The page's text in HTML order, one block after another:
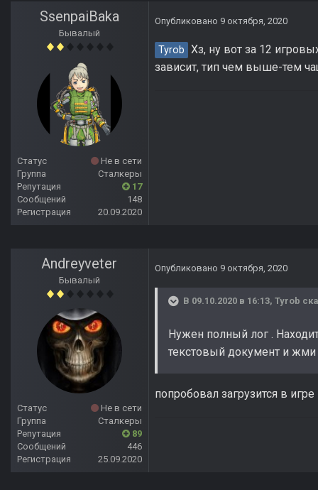
SsenpaiBaka
Бывалый
Статус
Не в сети
Группа
Сталкеры
Репутация
17
Сообщений
148
Регистрация
20.09.2020
Опубликовано 9 октября, 2020
Tyrob Хз, ну вот за 12
зависит, тип чем выше-тем
Andreyveter
Бывалый
Статус
Не в сети
Группа
Сталкеры
Репутация
89
Сообщений
446
Регистрация
25.09.2020
Опубликовано 9 октября, 2020
В 09.10.2020 в 16:13, Tyrob
Нужен полный лог .
текстовый документ и жми
попробовал загрузится в